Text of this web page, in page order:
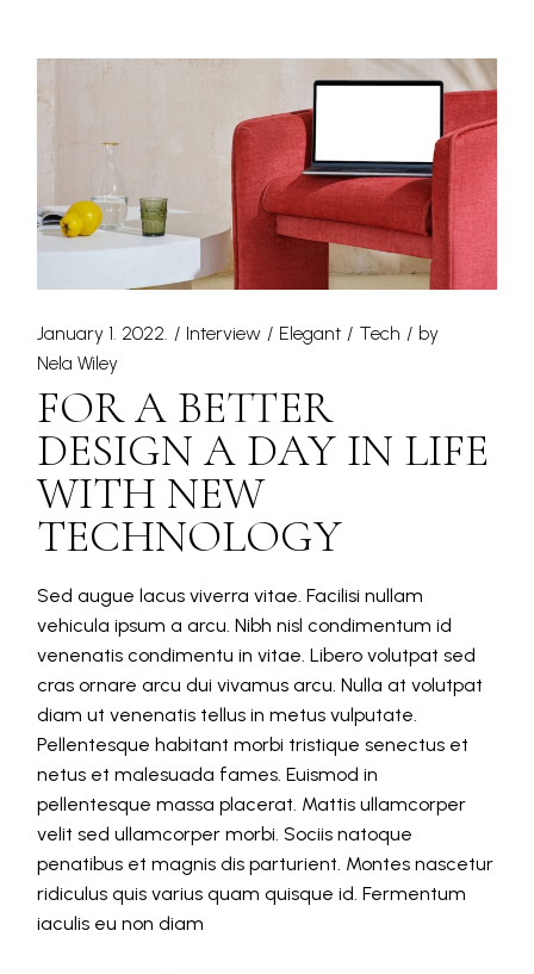
January 1. 2022. Interview Elegant Tech
by
Nela Wiley
FOR A BETTER
DESIGN A DAY IN LIFE
WITH NEW
TECHNOLOGY
Sed augue lacus viverra vitae. Facilisi nullam
vehicula ipsum a arcu. Nibh nisl condimentum id
venenatis condimentu in vitae. Libero volutpat sed
cras ornare arcu dui vivamus arcu. Nulla at volutpat
diam ut venenatis tellus in metus vulputate.
Pellentesque habitant morbi tristique senectus et
netus et malesuada fames. Euismod in
pellentesque massa placerat. Mattis ullamcorper
velit sed ullamcorper morbi. Sociis natoque
penatibus et magnis dis parturient. Montes nascetur
ridiculus quis varius quam quisque id. Fermentum
iaculis eu non diam